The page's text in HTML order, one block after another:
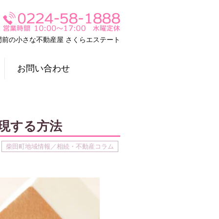
の小さな不動産屋 さくらエステート
お問い合わせ
する方法
柴田町地域情報／相続・不動産コラム